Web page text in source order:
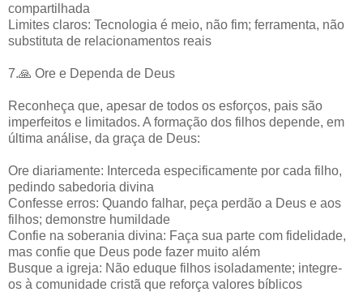
compartilhada
Limites claros: Tecnologia é meio, não fim; ferramenta, não
substituta de relacionamentos reais
7.🙏 Ore e Dependa de Deus
Reconheça que, apesar de todos os esforços, pais são
imperfeitos e limitados. A formação dos filhos depende, em
última análise, da graça de Deus:
Ore diariamente: Interceda especificamente por cada filho,
pedindo sabedoria divina
Confesse erros: Quando falhar, peça perdão a Deus e aos
filhos; demonstre humildade
Confie na soberania divina: Faça sua parte com fidelidade,
mas confie que Deus pode fazer muito além
Busque a igreja: Não eduque filhos isoladamente; integre-
os à comunidade cristã que reforça valores bíblicos